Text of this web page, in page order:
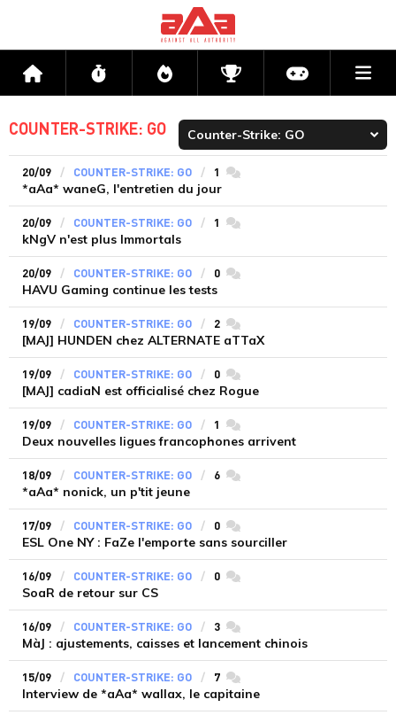
Accueil Flux Directs CompétitionsActu jeux
COUNTER-STRIKE: GO
20/09 COUNTER-STRIKE: GO 1 commentaires
*aAa* waneG, l'entretien du jour
20/09 COUNTER-STRIKE: GO 1 commentaires
kNgV n'est plus Immortals
20/09 COUNTER-STRIKE: GO 0 commentaires
HAVU Gaming continue les tests
19/09 COUNTER-STRIKE: GO 2 commentaires
[MAJ] HUNDEN chez ALTERNATE aTTaX
19/09 COUNTER-STRIKE: GO 0 commentaires
[MAJ] cadiaN est officialisé chez Rogue
19/09 COUNTER-STRIKE: GO 1 commentaires
Deux nouvelles ligues francophones arrivent
18/09 COUNTER-STRIKE: GO 6 commentaires
*aAa* nonick, un p'tit jeune
17/09 COUNTER-STRIKE: GO 0 commentaires
ESL One NY : FaZe l'emporte sans sourciller
16/09 COUNTER-STRIKE: GO 0 commentaires
SoaR de retour sur CS
16/09 COUNTER-STRIKE: GO 3 commentaires
MàJ : ajustements, caisses et lancement chinois
15/09 COUNTER-STRIKE: GO 7 commentaires
Interview de *aAa* wallax, le capitaine